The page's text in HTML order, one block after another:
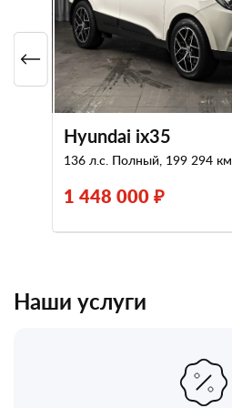
Hyundai ix35
136 л.с. Полный, 199 294 км
1 448 000 ₽
Наши услуги